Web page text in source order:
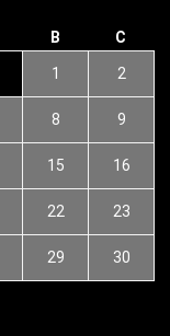
B C
1 2
8 9
15 16
22 23
29 30